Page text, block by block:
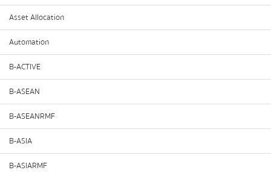
Asset Allocation
Automation
B-ACTIVE
B-ASEAN
B-ASEANRMF
B-ASIA
B-ASIARMF